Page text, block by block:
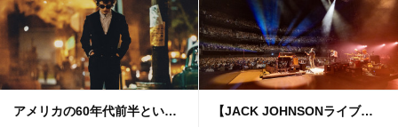
アメリカの60年代前半とい… 【JACK JOHNSONライブ…